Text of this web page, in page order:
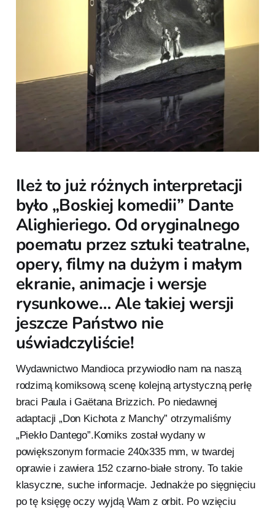
Ileż to już różnych interpretacji
było „Boskiej komedii” Dante
Alighieriego. Od oryginalnego
poematu przez sztuki teatralne,
opery, filmy na dużym i małym
ekranie, animacje i wersje
rysunkowe… Ale takiej wersji
jeszcze Państwo nie
uświadczyliście!
Wydawnictwo Mandioca przywiodło nam na naszą
rodzimą komiksową scenę kolejną artystyczną perłę
braci Paula i Gaëtana Brizzich. Po niedawnej
adaptacji „Don Kichota z Manchy” otrzymaliśmy
„Piekło Dantego”.Komiks został wydany w
powiększonym formacie 240x335 mm, w twardej
oprawie i zawiera 152 czarno-białe strony. To takie
klasyczne, suche informacje. Jednakże po sięgnięciu
po tę księgę oczy wyjdą Wam z orbit. Po wzięciu